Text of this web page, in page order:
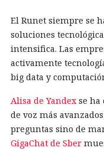
El Runet siempre se
soluciones
intensifica. Las
activamente
big data y
Alisa de Yandexse ha
de voz más
preguntas sino de
GigaChat de Sber